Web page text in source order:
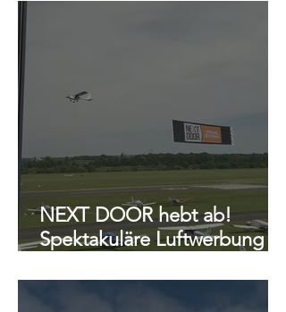
NEXT DOOR hebt ab!
Spektakuläre Luftwerbung
in der Region Köln Bonn